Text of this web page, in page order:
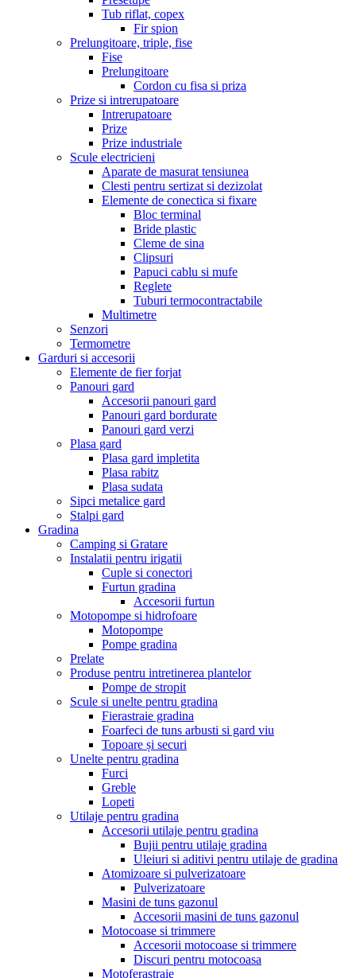
Tub riflat, copex
Fir spion
Prelungitoare, triple, fise
Fise
Prelungitoare
Cordon cu fisa si priza
Prize si intrerupatoare
Intrerupatoare
Prize
Prize industriale
Scule electricieni
Aparate de masurat tensiunea
Clesti pentru sertizat si dezizolat
Elemente de conectica si fixare
Bloc terminal
Bride plastic
Cleme de sina
Clipsuri
Papuci cablu si mufe
Reglete
Tuburi termocontractabile
Multimetre
Senzori
Termometre
Garduri si accesorii
Elemente de fier forjat
Panouri gard
Accesorii panouri gard
Panouri gard bordurate
Panouri gard verzi
Plasa gard
Plasa gard impletita
Plasa rabitz
Plasa sudata
Sipci metalice gard
Stalpi gard
Gradina
Camping si Gratare
Instalatii pentru irigatii
Cuple si conectori
Furtun gradina
Accesorii furtun
Motopompe si hidrofoare
Motopompe
Pompe gradina
Prelate
Produse pentru intretinerea plantelor
Pompe de stropit
Scule si unelte pentru gradina
Fierastraie gradina
Foarfeci de tuns arbusti si gard viu
Topoare și securi
Unelte pentru gradina
Furci
Greble
Lopeti
Utilaje pentru gradina
Accesorii utilaje pentru gradina
Bujii pentru utilaje gradina
Uleiuri si aditivi pentru utilaje de gradina
Atomizoare si pulverizatoare
Pulverizatoare
Masini de tuns gazonul
Accesorii masini de tuns gazonul
Motocoase si trimmere
Accesorii motocoase si trimmere
Discuri pentru motocoasa
Motoferastraie